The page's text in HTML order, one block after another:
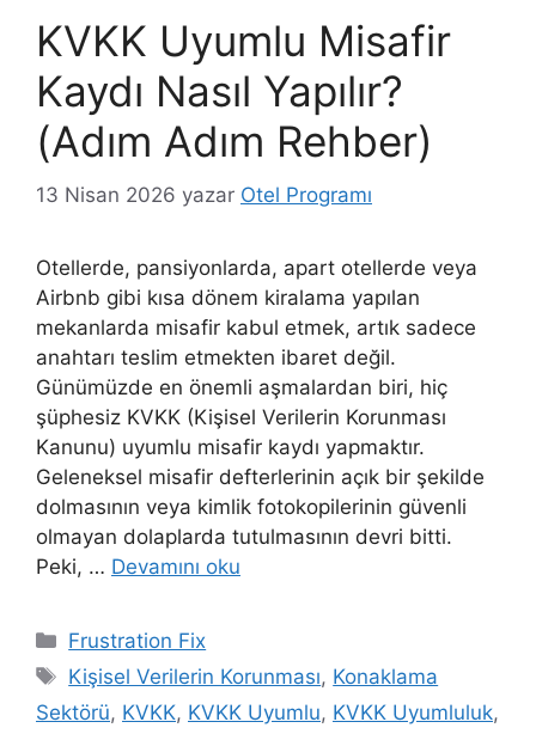
KVKK Uyumlu Misafir
Kaydı Nasıl Yapılır?
(Adım Adım Rehber)
13 Nisan 2026 yazar Otel Programı
Otellerde, pansiyonlarda, apart otellerde veya
Airbnb gibi kısa dönem kiralama yapılan
mekanlarda misafir kabul etmek, artık sadece
anahtarı teslim etmekten ibaret değil.
Günümüzde en önemli aşmalardan biri, hiç
şüphesiz KVKK (Kişisel Verilerin Korunması
Kanunu) uyumlu misafir kaydı yapmaktır.
Geleneksel misafir defterlerinin açık bir şekilde
dolmasının veya kimlik fotokopilerinin güvenli
olmayan dolaplarda tutulmasının devri bitti.
Peki, … Devamını oku
Kategoriler
Frustration Fix
Etiketler
Kişisel Verilerin Korunması, Konaklama
Sektörü, KVKK, KVKK Uyumlu, KVKK Uyumluluk,